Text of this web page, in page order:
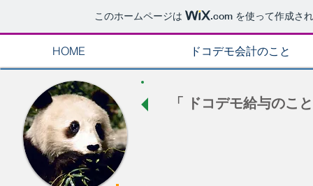
このホームページは .comを使って作成さ
HOME ドコデモ会計のこと
「 ドコデモ給与のこ